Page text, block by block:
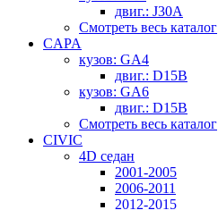
двиг.: J30A
Смотреть весь каталог
CAPA
кузов: GA4
двиг.: D15B
кузов: GA6
двиг.: D15B
Смотреть весь каталог
CIVIC
4D седан
2001-2005
2006-2011
2012-2015